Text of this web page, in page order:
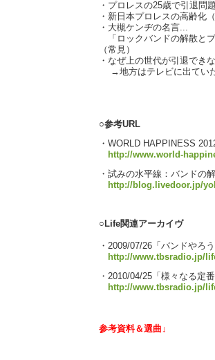
・プロレスの25歳で引退問
・新日本プロレスの高齢化
・大槻ケンヂの名言...
「ロックバンドの解散と
（常見）
・なぜ上の世代が引退でき
→地方はテレビに出てい
○参考URL
・WORLD HAPPINESS
http://www.world-
・試みの水平線：バンドの
http://blog.livedoor.jp/
○Life関連アーカイヴ
・2009/07/26「バンドやろ
http://www.tbsradio.jp/
・2010/04/25「様々なる定
http://www.tbsradio.jp/
参考資料＆選曲↓